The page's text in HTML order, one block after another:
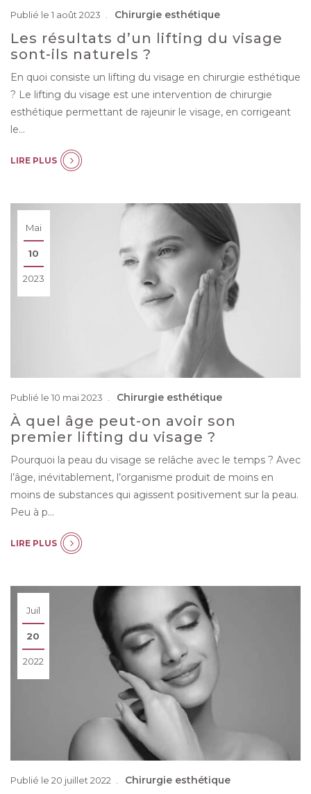
Publié le 1 août 2023 Chirurgie esthétique
Les résultats d’un lifting du visage
sont-ils naturels ?
En quoi consiste un lifting du visage en chirurgie esthétique
? Le lifting du visage est une intervention de chirurgie
esthétique permettant de rajeunir le visage, en corrigeant
le…
LIRE PLUS
Mai
10
2023
Publié le 10 mai 2023 Chirurgie esthétique
À quel âge peut-on avoir son
premier lifting du visage ?
Pourquoi la peau du visage se relâche avec le temps ? Avec
l’âge, inévitablement, l’organisme produit de moins en
moins de substances qui agissent positivement sur la peau.
Peu à p…
LIRE PLUS
Juil
20
2022
Publié le 20 juillet 2022 Chirurgie esthétique